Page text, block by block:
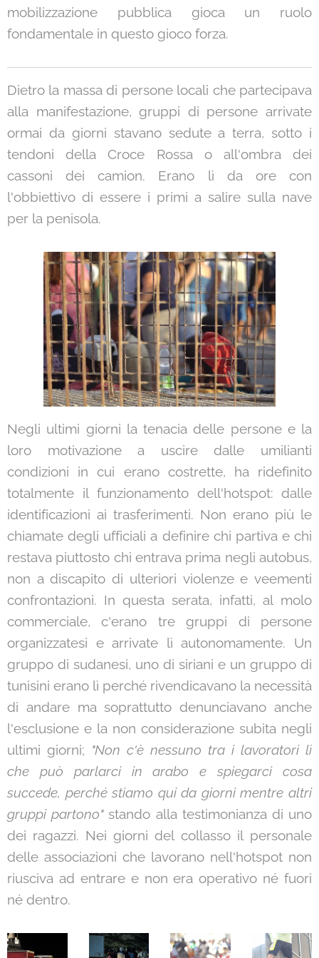
mobilizzazione pubblica gioca un ruolo
fondamentale in questo gioco forza.
Dietro la massa di persone locali che partecipava
alla manifestazione, gruppi di persone arrivate
ormai da giorni stavano sedute a terra, sotto i
tendoni della Croce Rossa o all'ombra dei
cassoni dei camion. Erano lì da ore con
l'obbiettivo di essere i primi a salire sulla nave
per la penisola.
Negli ultimi giorni la tenacia delle persone e la
loro motivazione a uscire dalle umilianti
condizioni in cui erano costrette, ha ridefinito
totalmente il funzionamento dell'hotspot: dalle
identificazioni ai trasferimenti. Non erano più le
chiamate degli ufficiali a definire chi partiva e chi
restava piuttosto chi entrava prima negli autobus,
non a discapito di ulteriori violenze e veementi
confrontazioni. In questa serata, infatti, al molo
commerciale, c'erano tre gruppi di persone
organizzatesi e arrivate lì autonomamente. Un
gruppo di sudanesi, uno di siriani e un gruppo di
tunisini erano lì perché rivendicavano la necessità
di andare ma soprattutto denunciavano anche
l'esclusione e la non considerazione subita negli
ultimi giorni; "Non c'è nessuno tra i lavoratori lì
che può parlarci in arabo e spiegarci cosa
succede, perché stiamo qui da giorni mentre altri
gruppi partono" stando alla testimonianza di uno
dei ragazzi. Nei giorni del collasso il personale
delle associazioni che lavorano nell'hotspot non
riusciva ad entrare e non era operativo né fuori
né dentro.